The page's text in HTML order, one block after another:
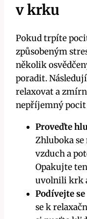
v⁢ krku
Pokud trpíte
způsobeným
několik
poradit.
relaxovat a‌
nepříjemný pocit
Proveďte
Zhluboka se
vzduch a‍
Opakujte
uvolnili‍ krk
Podívejte
se k